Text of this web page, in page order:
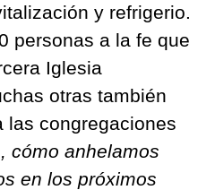
y refrigerio.
personas a la fe que
Iglesia
otras también
las congregaciones
cómo anhelamos
en los próximos